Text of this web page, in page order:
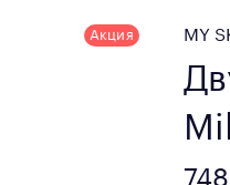
Акция MY